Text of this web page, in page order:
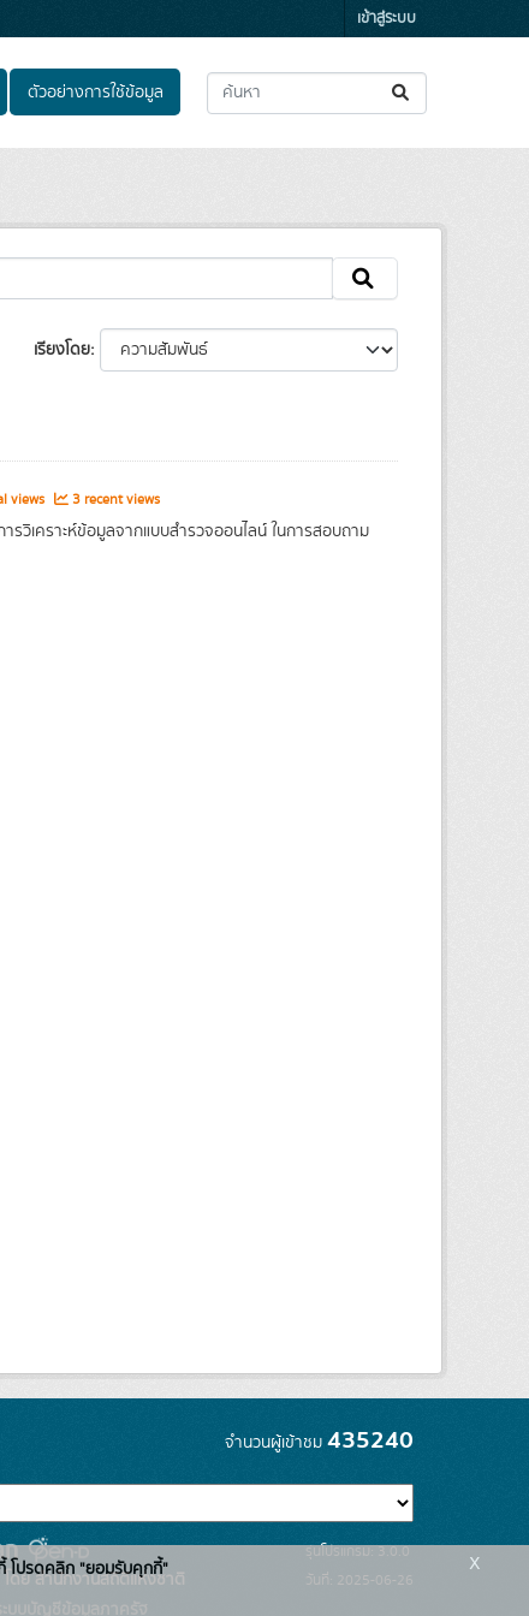
เข้าสู่ระบบ
ตัวอย่างการใช้ข้อมูล
เรียงโดย
views 3 recent views
วิเคราะห์ข้อมูลจากแบบสำรวจออนไลน์ ในการสอบถาม
จำนวนผู้เข้าชม 435240
โดย สำนักงานสถิติแห่งชาติ
รุ่นโปรแกรม: 3.0.0
วันที่: 2025-06-26
โปรดคลิก "ยอมรับคุกกี้"
x